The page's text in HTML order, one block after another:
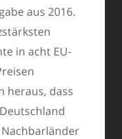
aus 2016.
in acht EU-
heraus, dass